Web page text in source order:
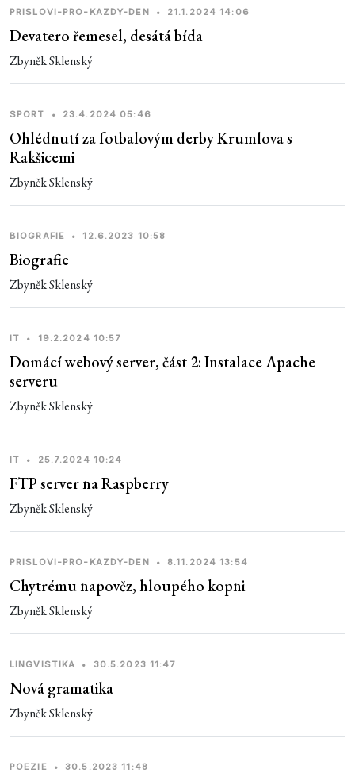
PRISLOVI-PRO-KAZDY-DEN • 21.1.2024 14:06
Devatero řemesel, desátá bída
Zbyněk Sklenský
SPORT • 23.4.2024 05:46
Ohlédnutí za fotbalovým derby Krumlova s
Rakšicemi
Zbyněk Sklenský
BIOGRAFIE • 12.6.2023 10:58
Biografie
Zbyněk Sklenský
IT • 19.2.2024 10:57
Domácí webový server, část 2: Instalace Apache
serveru
Zbyněk Sklenský
IT • 25.7.2024 10:24
FTP server na Raspberry
Zbyněk Sklenský
PRISLOVI-PRO-KAZDY-DEN • 8.11.2024 13:54
Chytrému napověz, hloupého kopni
Zbyněk Sklenský
LINGVISTIKA • 30.5.2023 11:47
Nová gramatika
Zbyněk Sklenský
POEZIE • 30.5.2023 11:48